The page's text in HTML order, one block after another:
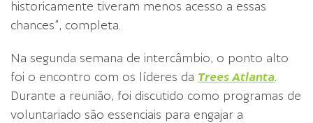
historicamente tiveram menos acesso a essas
chances”, completa.
Na segunda semana de intercâmbio, o ponto alto
foi o encontro com os líderes da Trees Atlanta.
Durante a reunião, foi discutido como programas de
voluntariado são essenciais para engajar a